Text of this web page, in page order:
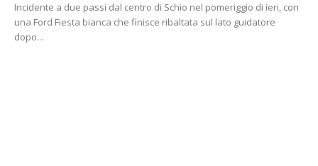
Incidente a due passi dal centro di Schio nel pomeriggio di ieri, con
una Ford Fiesta bianca che finisce ribaltata sul lato guidatore
dopo...